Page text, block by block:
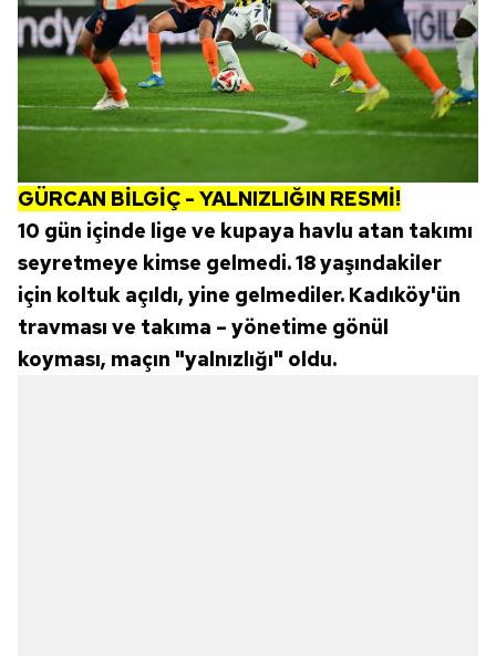
GÜRCAN BİLGİÇ - YALNIZLIĞIN RESMİ!
10 gün içinde lige ve kupaya havlu atan takımı
seyretmeye kimse gelmedi. 18 yaşındakiler
için koltuk açıldı, yine gelmediler. Kadıköy'ün
travması ve takıma – yönetime gönül
koyması, maçın "yalnızlığı" oldu.